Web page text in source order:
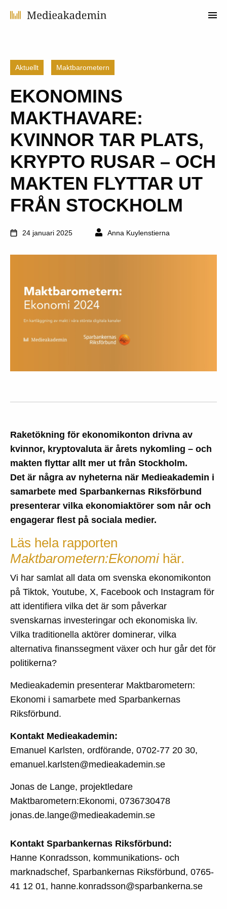
Aktuellt Maktbarometern
EKONOMINS
MAKTHAVARE:
KVINNOR TAR PLATS,
KRYPTO RUSAR – OCH
MAKTEN FLYTTAR UT
FRÅN STOCKHOLM
24 januari 2025 Anna Kuylenstierna
Raketökning för ekonomikonton drivna av
kvinnor, kryptovaluta är årets nykomling – och
makten flyttar allt mer ut från Stockholm.
Det är några av nyheterna när Medieakademin i
samarbete med Sparbankernas Riksförbund
presenterar vilka ekonomiaktörer som når och
engagerar flest på sociala medier.
Läs hela rapporten
Maktbarometern:Ekonomihär.
Vi har samlat all data om svenska ekonomikonton
på Tiktok, Youtube, X, Facebook och Instagram för
att identifiera vilka det är som påverkar
svenskarnas investeringar och ekonomiska liv.
Vilka traditionella aktörer dominerar, vilka
alternativa finanssegment växer och hur går det för
politikerna?
Medieakademin presenterar Maktbarometern:
Ekonomi i samarbete med Sparbankernas
Riksförbund.
Kontakt Medieakademin:
Emanuel Karlsten, ordförande, 0702-77 20 30,
emanuel.karlsten@medieakademin.se
Jonas de Lange, projektledare
Maktbarometern:Ekonomi, 0736730478
jonas.de.lange@medieakademin.se
Kontakt Sparbankernas Riksförbund:
Hanne Konradsson, kommunikations- och
marknadschef, Sparbankernas Riksförbund, 0765-
41 12 01, hanne.konradsson@sparbankerna.se